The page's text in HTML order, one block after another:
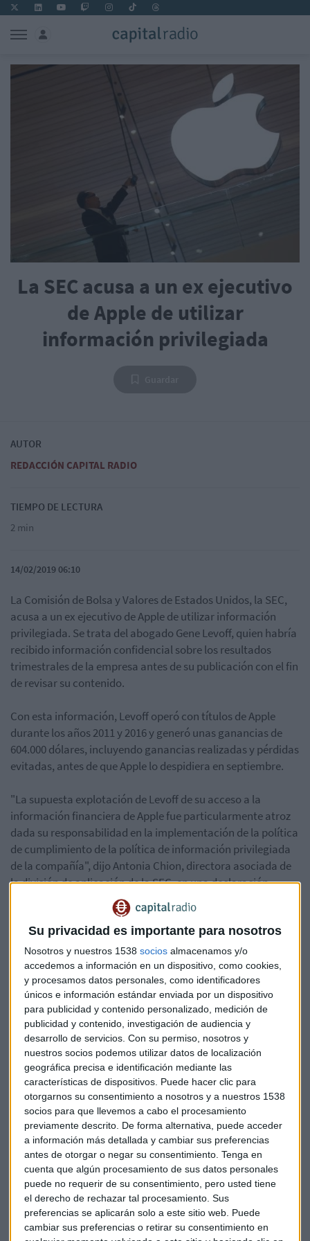
Su privacidad es importante para nosotros
Nosotros y nuestros 1538 socios almacenamos y/o
accedemos a información en un dispositivo, como cookies,
y procesamos datos personales, como identificadores
únicos e información estándar enviada por un dispositivo
para publicidad y contenido personalizado, medición de
publicidad y contenido, investigación de audiencia y
desarrollo de servicios. Con su permiso, nosotros y
nuestros socios podemos utilizar datos de localización
geográfica precisa e identificación mediante las
características de dispositivos. Puede hacer clic para
otorgarnos su consentimiento a nosotros y a nuestros 1538
socios para que llevemos a cabo el procesamiento
previamente descrito. De forma alternativa, puede acceder
a información más detallada y cambiar sus preferencias
antes de otorgar o negar su consentimiento. Tenga en
cuenta que algún procesamiento de sus datos personales
puede no requerir de su consentimiento, pero usted tiene
el derecho de rechazar tal procesamiento. Sus
preferencias se aplicarán solo a este sitio web. Puede
cambiar sus preferencias o retirar su consentimiento en
La SEC acusa a un ex ejecutivo
de Apple de utilizar
información privilegiada
AUTOR
REDACCIÓN CAPITAL RADIO
TIEMPO DE LECTURA
2 min
14/02/2019 06:10
La Comisión de Bolsa y Valores de Estados Unidos, la SEC,
acusa a un ex ejecutivo de Apple de utilizar información
privilegiada. Se trata del abogado Gene Levoff, quien habría
recibido información confidencial sobre los resultados
trimestrales de la empresa antes de su publicación con el fin
de revisar su contenido.
Con esta información, Levoff operó con títulos de Apple
durante los años 2011 y 2016 y generó unas ganancias de
604.000 dólares, incluyendo ganancias realizadas y pérdidas
evitadas, antes de que Apple lo despidiera en septiembre.
"La supuesta explotación de Levoff de su acceso a la
información financiera de Apple fue particularmente atroz
dada su responsabilidad en la implementación de la política
de cumplimiento de la política de información privilegiada
de la compañía", dijo Antonia Chion, directora asociada de
la división de aplicación de la SEC, en una declaración.
La denuncia ha sido interpuesta en la corte del distrito
federal de Newark, en Nueva Yersey, por fraude y
adquisición "ilícita", y se han anunciado cargos criminales.
Se enfrenta a un máximo de 20 años de prisión y una multa
de 5 millones de dólares. Se espera que comparezca el 20 de
febrero ante un tribunal federal en Newark, Nueva Jersey.
Como copresidente del comité de divulgación de Apple,
Levoff ayudó al director general Tim Cook y a su predecesor,
Steve Jobs, a garantizar la puntualidad, la precisión y la
supervisión adecuada de la información de la empresa,
incluidos los resultados financieros, según las autoridades.
A pesar de ello, los fiscales dijeron que Levoff compró y
vendió más de 14 millones de dólares de acciones de Apple,
incluidos 10 millones de dólares sólo en julio de 2015,
después de recibir los borradores de los materiales de
ganancias, pero antes de que los resultados se hicieran
públicos.